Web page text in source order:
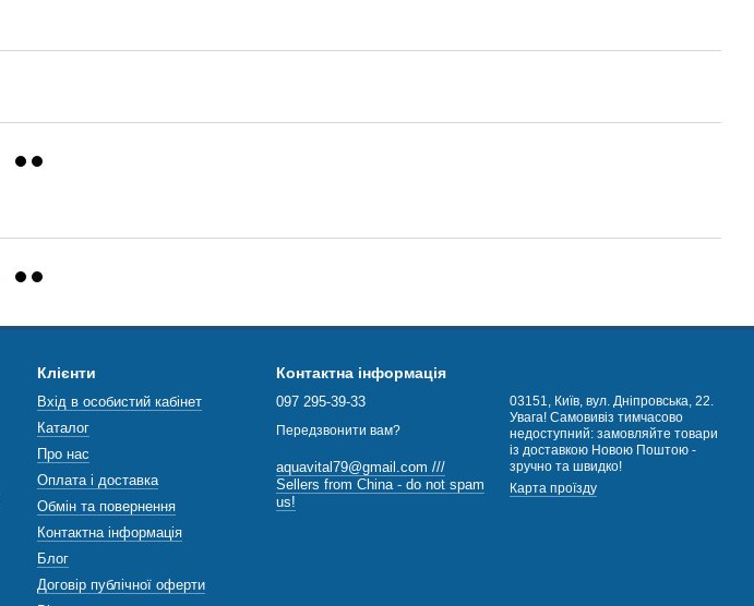
Клієнти
Вхід в особистий кабінет
Каталог
Про нас
Оплата і доставка
Обмін та повернення
Контактна інформація
Блог
Договір публічної оферти
Контактна інформація
097 295-39-33
Передзвонити вам?
aquavital79@gmail.com ///
Sellers from China - do not spam
us!
03151, Київ, вул. Дніпровська, 22.
Увага! Самовивіз тимчасово
недоступний: замовляйте товари
із доставкою Новою Поштою -
зручно та швидко!
Карта проїзду